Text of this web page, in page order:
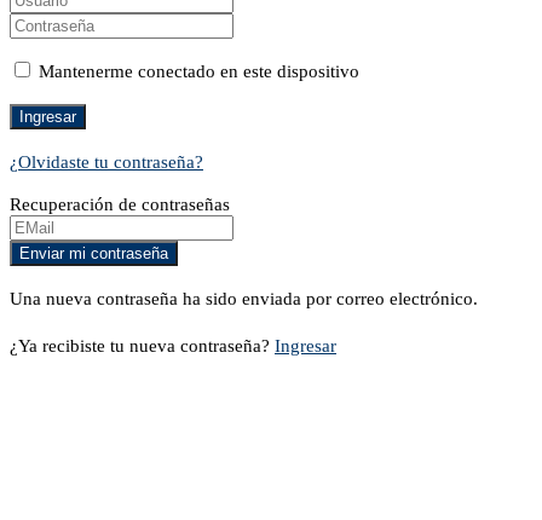
Mantenerme conectado en este dispositivo
¿Olvidaste tu contraseña?
Recuperación de contraseñas
Una nueva contraseña ha sido enviada por correo electrónico.
¿Ya recibiste tu nueva contraseña? Ingresar